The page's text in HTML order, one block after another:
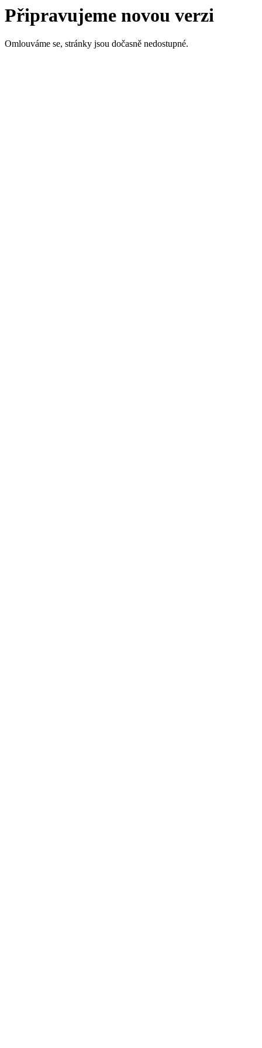
Připravujeme novou verzi
Omlouváme se, stránky jsou dočasně nedostupné.